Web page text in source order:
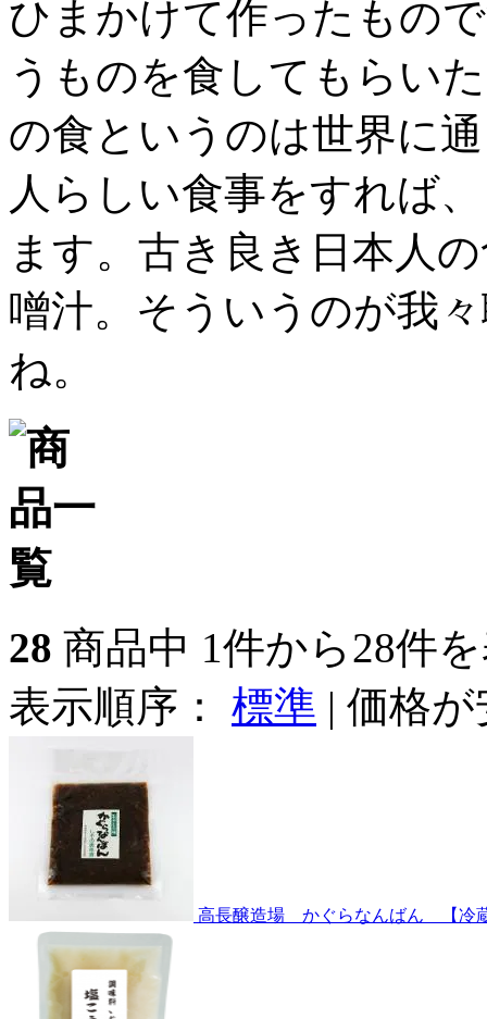
ひまかけて作ったもの
うものを食してもらい
の食というのは世界に
人らしい食事をすれば
ます。古き良き日本人
噌汁。そういうのが我
ね。
28 商品中 1件から28件
表示順序： 標準 | 価格が
高長醸造場 かぐらなんばん 【冷